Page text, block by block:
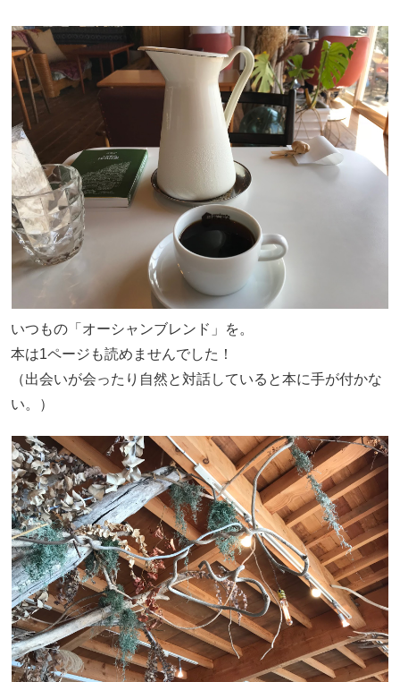
いつもの「オーシャンブレンド」を。
本は1ページも読めませんでした！
（出会いが会ったり自然と対話していると本に手が付かな
い。）